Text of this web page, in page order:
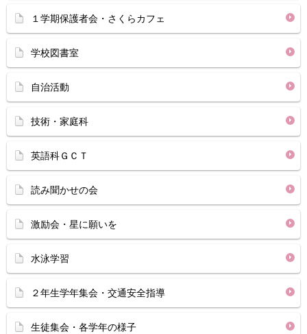
１学期保護者会・さくらカフェ
学校図書室
自治活動
技術・家庭科
英語科ＧＣＴ
読み聞かせの会
激励会・星に願いを
水泳学習
２年生学年集会・交通安全指導
生徒集会・各学年の様子